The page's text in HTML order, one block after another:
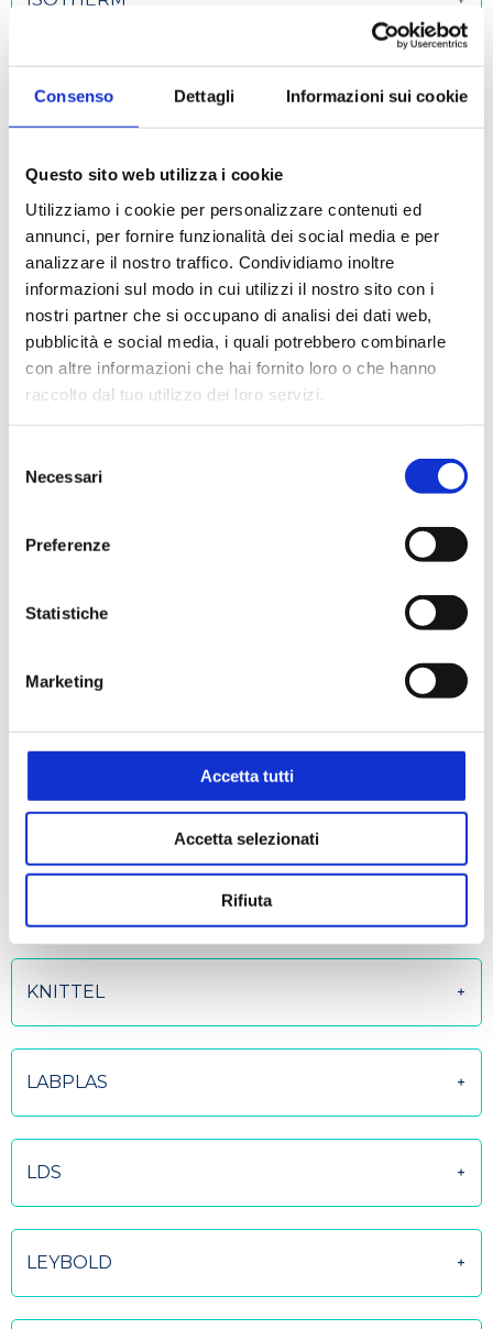
Consenso Dettagli Informazioni sui cookie
Questo sito web utilizza i cookie
Utilizziamo i cookie per personalizzare contenuti ed
annunci, per fornire funzionalità dei social media e per
analizzare il nostro traffico. Condividiamo inoltre
informazioni sul modo in cui utilizzi il nostro sito con i
nostri partner che si occupano di analisi dei dati web,
pubblicità e social media, i quali potrebbero combinarle
con altre informazioni che hai fornito loro o che hanno
raccolto dal tuo utilizzo dei loro servizi.
delNecessari
Preferenze
Statistiche
Marketing
Accetta tutti
Accetta selezionati
Rifiuta
IUL
JAECE
JENWAY
JINGLE
KARTELL
KIMBERLY - CLARK
KNITTEL
LABPLAS
LDS
LEYBOLD